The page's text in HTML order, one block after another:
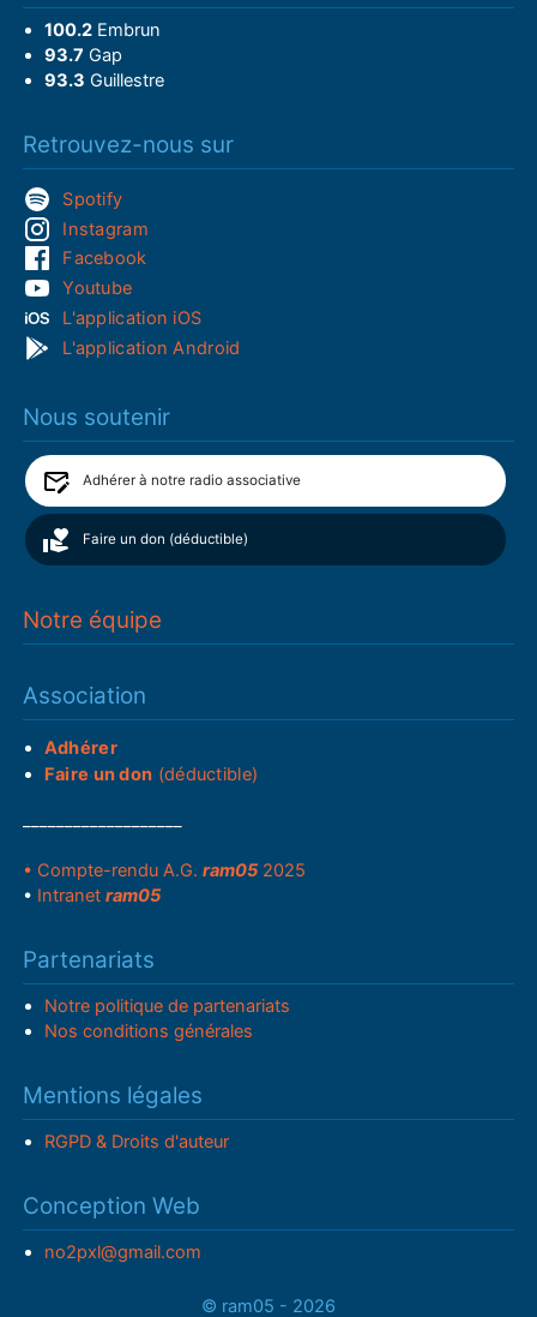
100.2Embrun
93.7 Gap
93.3 Guillestre
Retrouvez-nous sur
Spotify
Instagram
Facebook
Youtube
L'application iOS
L'application Android
Nous soutenir
Adhérer à notre radio associative
Faire un don (déductible)
Notre équipe
Association
Adhérer
Faire un don (déductible)
• Compte-rendu A.G.ram05 2025
• Intranetram05
Partenariats
Notre politique de partenariats
Nos conditions générales
Mentions légales
RGPD & Droits d'auteur
Conception Web
no2pxl@gmail.com
© ram05 - 2026